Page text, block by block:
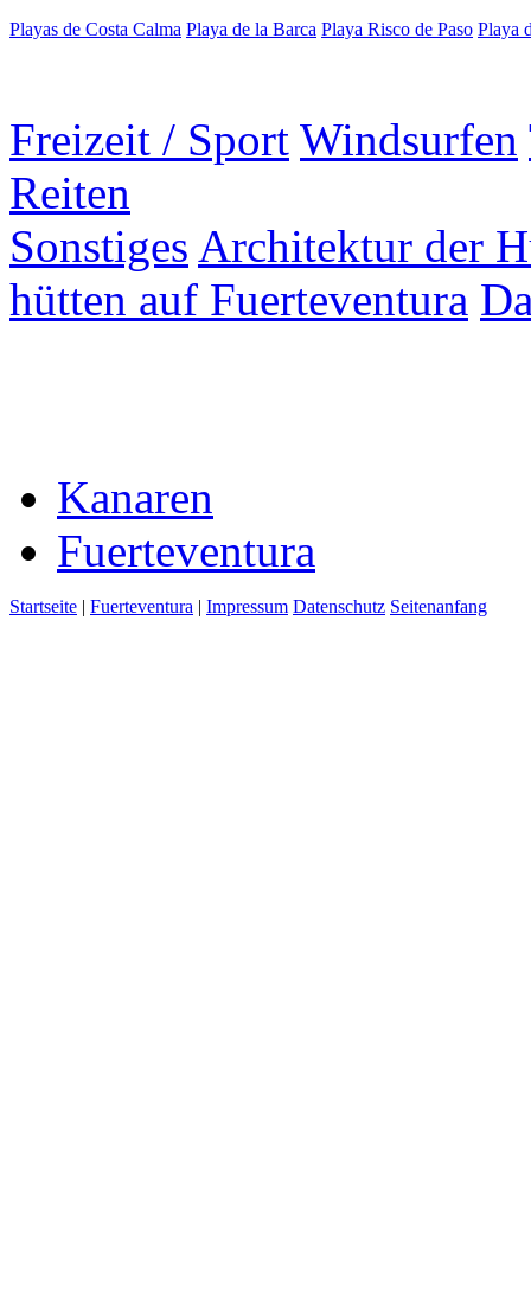
Playas de Costa Calma Playa de la Barca Playa Risco de Paso Playa
Freizeit / Sport Windsurfen
Reiten
Sonstiges Architektur der
hütten auf Fuerteventura
Kanaren
Fuerteventura
Startseite | Fuerteventura | Impressum Datenschutz Seitenanfang